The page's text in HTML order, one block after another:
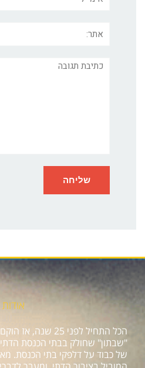
תגובה
אודות
הכל התחיל לפני 25
"שבתון" שחולק בבתי הכנסת
של כבוד על דלפקי בתי הכנסת.